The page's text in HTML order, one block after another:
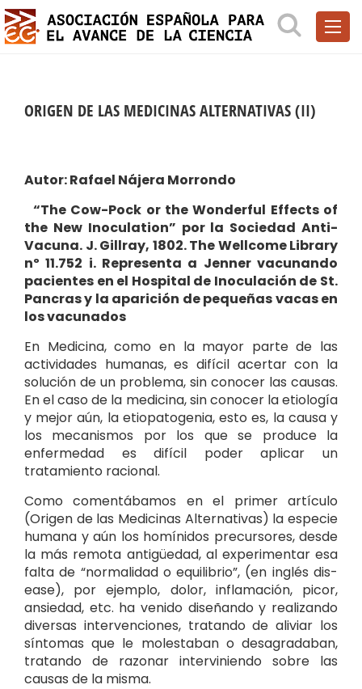
ORIGEN DE LAS MEDICINAS ALTERNATIVAS (II)
Autor: Rafael Nájera Morrondo
“The Cow-Pock or the Wonderful Effects of
the New Inoculation” por la Sociedad Anti-
Vacuna. J. Gillray, 1802. The Wellcome Library
nº 11.752 i. Representa a Jenner vacunando
pacientes en el Hospital de Inoculación de St.
Pancras y la aparición de pequeñas vacas en
los vacunados
En Medicina, como en la mayor parte de las
actividades humanas, es difícil acertar con la
solución de un problema, sin conocer las causas.
En el caso de la medicina, sin conocer la etiología
y mejor aún, la etiopatogenia, esto es, la causa y
los mecanismos por los que se produce la
enfermedad es difícil poder aplicar un
tratamiento racional.
Como comentábamos en el primer artículo
(Origen de las Medicinas Alternativas) la especie
humana y aún los homínidos precursores, desde
la más remota antigüedad, al experimentar esa
falta de “normalidad o equilibrio”, (en inglés dis-
ease), por ejemplo, dolor, inflamación, picor,
ansiedad, etc. ha venido diseñando y realizando
diversas intervenciones, tratando de aliviar los
síntomas que le molestaban o desagradaban,
tratando de razonar interviniendo sobre las
causas de la misma.